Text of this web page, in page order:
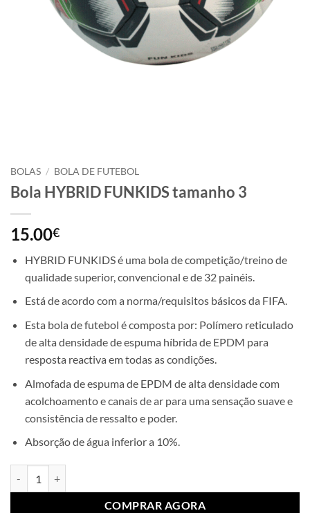
BOLAS / BOLA DE FUTEBOL
Bola HYBRID FUNKIDS tamanho 3
15.00€
HYBRID FUNKIDS é uma bola de competição/treino de
qualidade superior, convencional e de 32 painéis.
Está de acordo com a norma/requisitos básicos da FIFA.
Esta bola de futebol é composta por: Polímero reticulado
de alta densidade de espuma híbrida de EPDM para
resposta reactiva em todas as condições.
Almofada de espuma de EPDM de alta densidade com
acolchoamento e canais de ar para uma sensação suave e
consistência de ressalto e poder.
Absorção de água inferior a 10%.
COMPRAR AGORA